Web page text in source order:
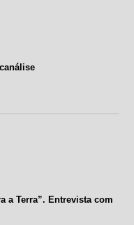
a Terra”. Entrevista com